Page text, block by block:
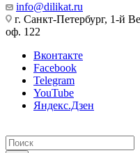
info@dilikat.ru
г. Санкт-Петербург, 1-й
оф. 122
Вконтакте
Facebook
Telegram
YouTube
Яндекс.Дзен